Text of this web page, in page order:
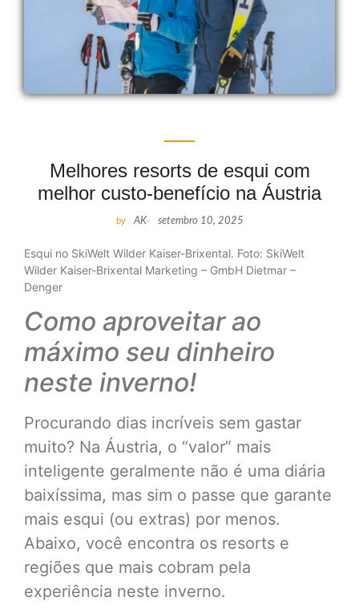
Melhores resorts de esqui com
melhor custo-benefício na Áustria
by AK- setembro 10, 2025
Esqui no SkiWelt Wilder Kaiser-Brixental. Foto: SkiWelt
Wilder Kaiser-Brixental Marketing – GmbH Dietmar –
Denger
Como aproveitar ao
máximo seu dinheiro
neste inverno!
Procurando dias incríveis sem gastar
muito? Na Áustria, o “valor” mais
inteligente geralmente não é uma diária
baixíssima, mas sim o passe que garante
mais esqui (ou extras) por menos.
Abaixo, você encontra os resorts e
regiões que mais cobram pela
experiência neste inverno.